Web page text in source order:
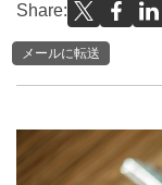
Share:
メールに転送